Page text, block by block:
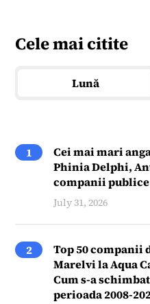
Cele mai citite
Lună
1
Cei mai mari
Phinia Delphi,
companii publice
July 31, 2026
2
Top 50 companii
Marelvi la Aqua
Cum s-a
perioada 2008-